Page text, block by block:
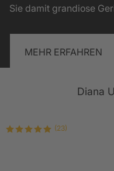
Sie damit grandiose
MEHR ERFAHREN
Diana
(23)